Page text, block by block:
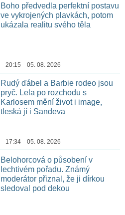
Boho předvedla perfektní postavu
ve vykrojených plavkách, potom
ukázala realitu svého těla
20:15 05. 08. 2026
Rudý ďábel a Barbie rodeo jsou
pryč. Lela po rozchodu s
Karlosem mění život i image,
tleská jí i Sandeva
17:34 05. 08. 2026
Belohorcová o působení v
lechtivém pořadu. Známý
moderátor přiznal, že ji dírkou
sledoval pod dekou